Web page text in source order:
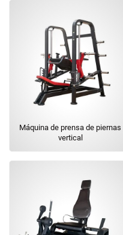
Máquina de prensa de piernas
vertical